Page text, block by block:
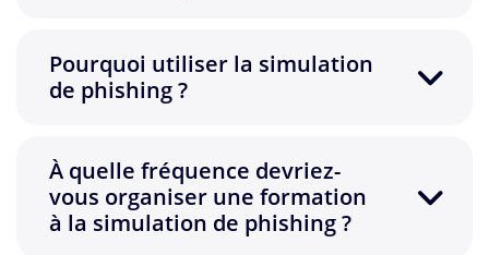
Pourquoi utiliser la simulation
de phishing ?
À quelle fréquence devriez-
vous organiser une formation
à la simulation de phishing ?